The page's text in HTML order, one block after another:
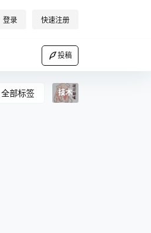
登录 快速注册
投稿
全部标签 技术